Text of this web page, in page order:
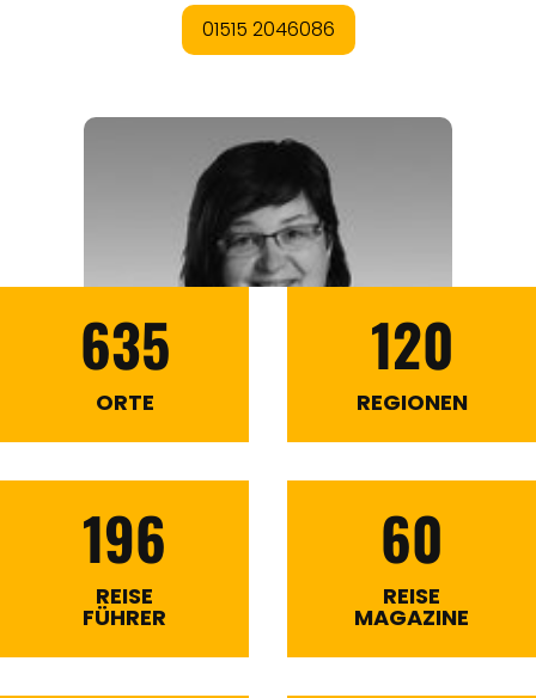
635
ORTE
120
REGIONEN
196
REISE
FÜHRER
60
REISE
MAGAZINE